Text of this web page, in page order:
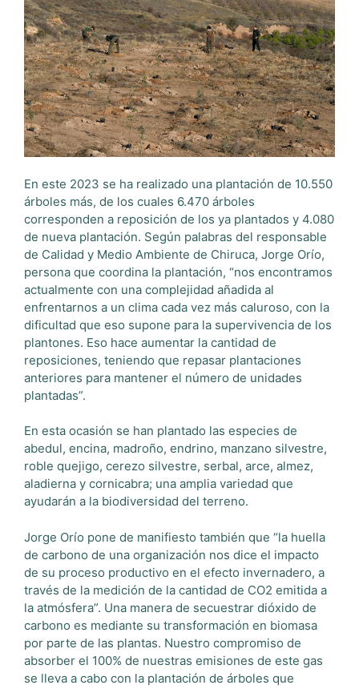
En este 2023 se ha realizado una plantación de 10.550
árboles más, de los cuales 6.470 árboles
corresponden a reposición de los ya plantados y 4.080
de nueva plantación. Según palabras del responsable
de Calidad y Medio Ambiente de Chiruca, Jorge Orío,
persona que coordina la plantación, “nos encontramos
actualmente con una complejidad añadida al
enfrentarnos a un clima cada vez más caluroso, con la
dificultad que eso supone para la supervivencia de los
plantones. Eso hace aumentar la cantidad de
reposiciones, teniendo que repasar plantaciones
anteriores para mantener el número de unidades
plantadas”.
En esta ocasión se han plantado las especies de
abedul, encina, madroño, endrino, manzano silvestre,
roble quejigo, cerezo silvestre, serbal, arce, almez,
aladierna y cornicabra; una amplia variedad que
ayudarán a la biodiversidad del terreno.
Jorge Orío pone de manifiesto también que “la huella
de carbono de una organización nos dice el impacto
de su proceso productivo en el efecto invernadero, a
través de la medición de la cantidad de CO2 emitida a
la atmósfera”. Una manera de secuestrar dióxido de
carbono es mediante su transformación en biomasa
por parte de las plantas. Nuestro compromiso de
absorber el 100% de nuestras emisiones de este gas
se lleva a cabo con la plantación de árboles que